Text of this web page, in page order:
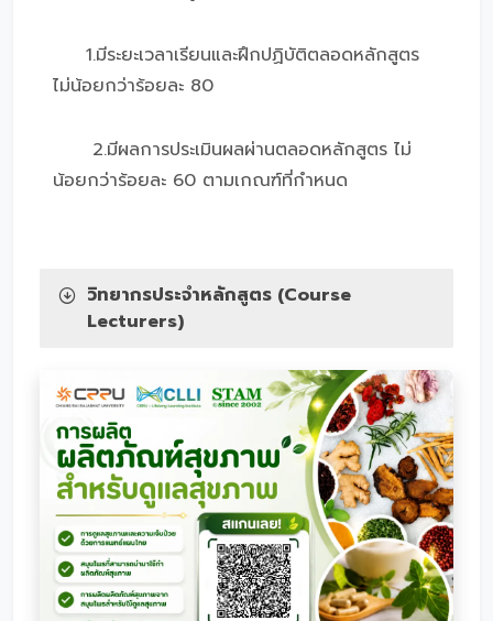
1.มีระยะเวลาเรียนและฝึกปฏิบัติตลอดหลักสูตร
ไม่น้อยกว่าร้อยละ 80
2.มีผลการประเมินผลผ่านตลอดหลักสูตร ไม่
น้อยกว่าร้อยละ 60 ตามเกณฑ์ที่กำหนด
วิทยากรประจำหลักสูตร (Course
Lecturers)